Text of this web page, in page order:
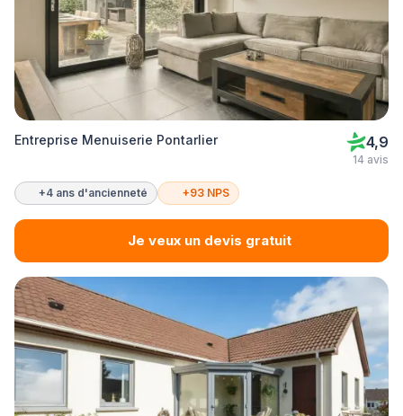
Entreprise Menuiserie Pontarlier 4,9
14 avis
+4 ans d'ancienneté +93 NPS
Je veux un devis gratuit